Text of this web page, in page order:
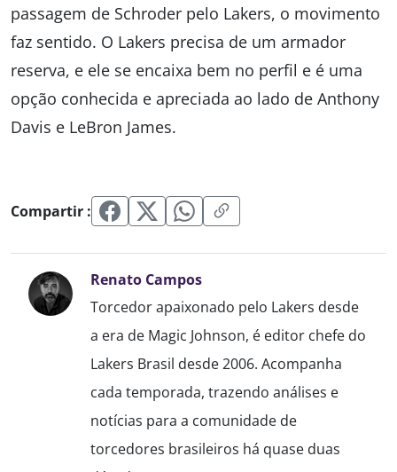
passagem de Schroder pelo Lakers, o movimento
faz sentido. O Lakers precisa de um armador
reserva, e ele se encaixa bem no perfil e é uma
opção conhecida e apreciada ao lado de Anthony
Davis e LeBron James.
Compartir :
Renato Campos
Torcedor apaixonado pelo Lakers desde
a era de Magic Johnson, é editor chefe do
Lakers Brasil desde 2006. Acompanha
cada temporada, trazendo análises e
notícias para a comunidade de
torcedores brasileiros há quase duas